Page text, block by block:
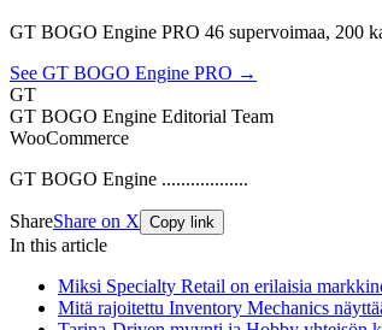
GT BOGO Engine PRO 46 supervoimaa, 200
See GT BOGO Engine PRO →
GT
GT BOGO Engine Editorial Team
WooCommerce
GT BOGO Engine ..................
ShareShare on X Copy link
In this article
Miksi Specialty Retail on erilaisia
Mitä rajoitettu Inventory Mechanics